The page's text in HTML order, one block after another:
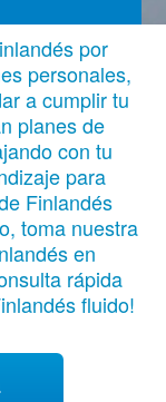
por
personales,
a cumplir tu
planes de
con tu
para
Finlandés
toma nuestra
en
rápida
fluido!